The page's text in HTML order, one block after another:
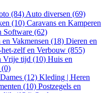
(84) Auto diversen (69)
(10) Caravans en Kamperen
Software (62)
en Vakmensen (18) Dieren en
zelf en Verbouw (855)
Vrije tijd (10) Huis en
(0)
(12) Kleding | Heren
(10) Postzegels en